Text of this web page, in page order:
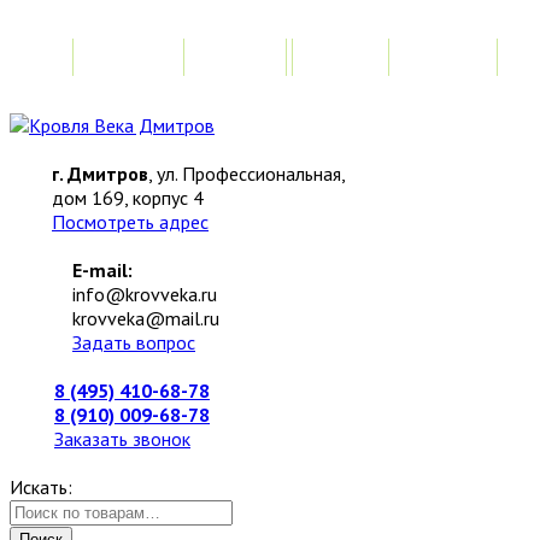
г. Дмитров, ул. Профессиональная,
дом 169, корпус 4
Посмотреть адрес
E-mail:
info@krovveka.ru
krovveka@mail.ru
Задать вопрос
8 (495) 410-68-78
8 (910) 009-68-78
Заказать звонок
Искать: